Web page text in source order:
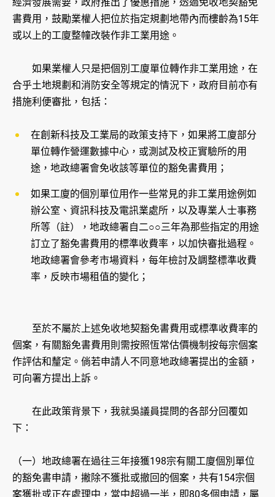
書費用，鼓勵業權人把位於指定規劃地帶內而樓齡為15年
或以上的工廈整幢改裝作非工業用途。
如果業權人只是把個別工廈單位轉作非工業用途，在
合乎土地規劃和消防安全等規定的情況下，政府目前亦有
措施利便審批，包括：
在創新科技及工業局的政策支持下，如果將工廈部分
單位轉作營運數據中心，或測試及校正實驗所的用
途，地政總署會免收該等單位的豁免書費用；
如果工廈的個別單位用作一些常見的非工業用途例如
辦公室、資訊科技及電訊業處所，以及專業人士事務
所等（註），地政總署自二○○三年為那些指定的用途
訂立了豁免書費用的標準收費率，以加快審批過程。
地政總署會參考市場資料，每年檢討及調整標準收費
率，反映市場租值的變化；
​至於不屬於上述免收地契豁免書費用或標準收費率的
個案，有關豁免書費用則需按照恆常估價機制按每宗個案
作評估和釐定。倘若申請人不同意地政總署提出的金額，
可向署方提出上訴。
在此政策背景下，我就吳議員提問的各部分回覆如
下：
（一）地政總署在過往三年接獲198宗有關工廈個別單位
的豁免書申請，撇除不獲批或撤回的個案，共有154宗個
案獲批或正在處理中，當中超過一半，即80多個申請，屬